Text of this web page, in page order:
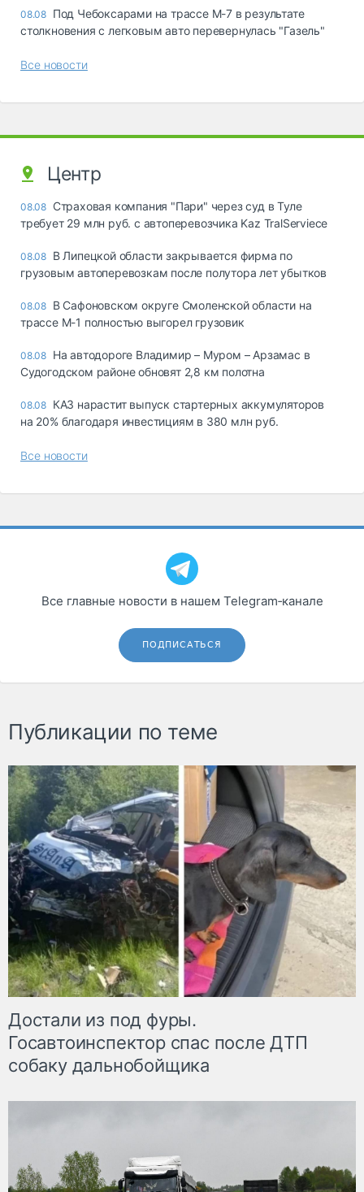
08.08 Под Чебоксарами на трассе М-7 в результате
столкновения с легковым авто перевернулась "Газель"
Все новости
Центр
08.08 Страховая компания "Пари" через суд в Туле
требует 29 млн руб. с автоперевозчика Kaz TralServiece
08.08 В Липецкой области закрывается фирма по
грузовым автоперевозкам после полутора лет убытков
08.08 В Сафоновском округе Смоленской области на
трассе М-1 полностью выгорел грузовик
08.08 На автодороге Владимир – Муром – Арзамас в
Судогодском районе обновят 2,8 км полотна
08.08 КАЗ нарастит выпуск стартерных аккумуляторов
на 20% благодаря инвестициям в 380 млн руб.
Все новости
Все главные новости в нашем Telegram‑канале
ПОДПИСАТЬСЯ
Публикации по теме
Достали из под фуры.
Госавтоинспектор спас после ДТП
собаку дальнобойщика